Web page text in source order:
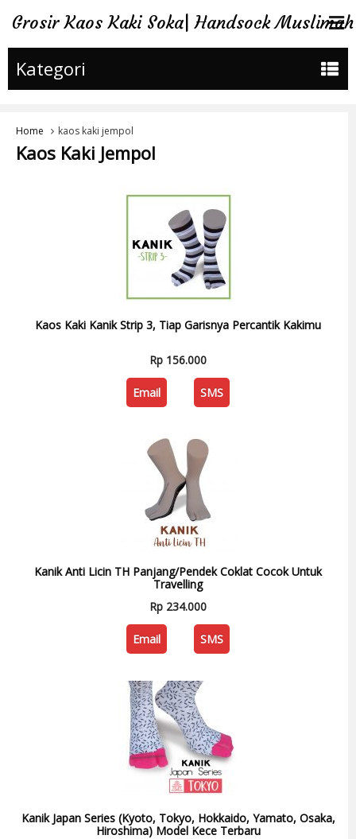
Grosir Kaos Kaki Soka| Handsock Muslimah
Kategori
Home kaos kaki jempol
Kaos Kaki Jempol
Kaos Kaki Kanik Strip 3, Tiap Garisnya Percantik Kakimu
Rp 156.000
Email SMS
Kanik Anti Licin TH Panjang/Pendek Coklat Cocok Untuk
Travelling
Rp 234.000
Email SMS
Kanik Japan Series (Kyoto, Tokyo, Hokkaido, Yamato, Osaka,
Hiroshima) Model Kece Terbaru